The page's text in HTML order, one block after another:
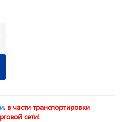
, в части транспортировки
сети!